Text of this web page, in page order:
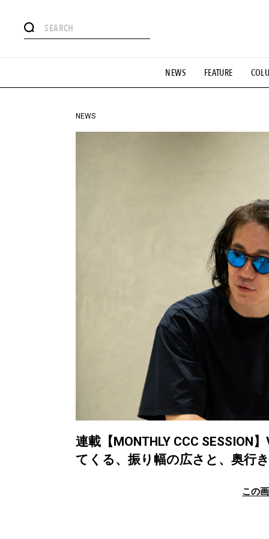
NEWS FEATURE
#憧れの逸品 #ESSENTIAL
#GH 銘品の所以 #フイナムのYouTube #Commune H
#HANDSOME HANDBOOK
NEWS
連載【MONTHLY CCC SESSION
てくる、振り幅の広さと、奥行
この